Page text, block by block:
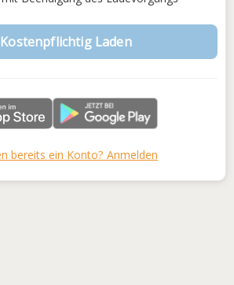
Kostenpflichtig Laden
bereits ein Konto? Anmelden